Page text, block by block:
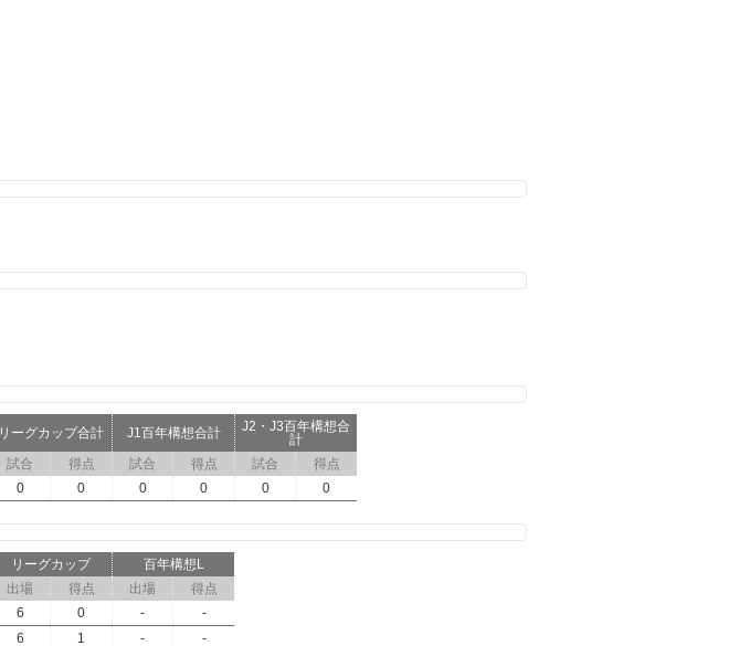
リーグカップ合計 J1百年構想合計
J2・J3百年構想合
計
試合 得点 試合 得点 試合
得点
0 0 0 0 0 0
リーグカップ
百年構想L
出場 得点 出場
得点
6 0 -
-
6 1 - -